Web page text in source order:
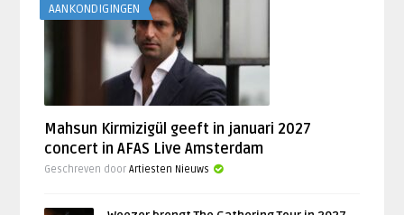
AANKONDIGINGEN
Mahsun Kirmizigül geeft in januari 2027
concert in AFAS Live Amsterdam
Geschreven doorArtiesten Nieuws